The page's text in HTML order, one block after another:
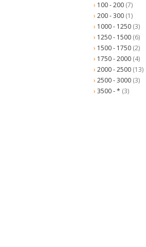
100 - 200 (7)
200 - 300 (1)
1000 - 1250 (3)
1250 - 1500 (6)
1500 - 1750 (2)
1750 - 2000 (4)
2000 - 2500 (13)
2500 - 3000 (3)
3500 - * (3)